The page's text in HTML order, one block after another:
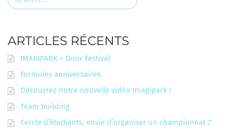
for:
ARTICLES RÉCENTS
IMAGIPARK + Dour Festival
Formules anniversaires
Découvrez notre nouvelle vidéo Imagipark !
Team building
Cercle d’étudiants, envie d’organiser un championnat ?